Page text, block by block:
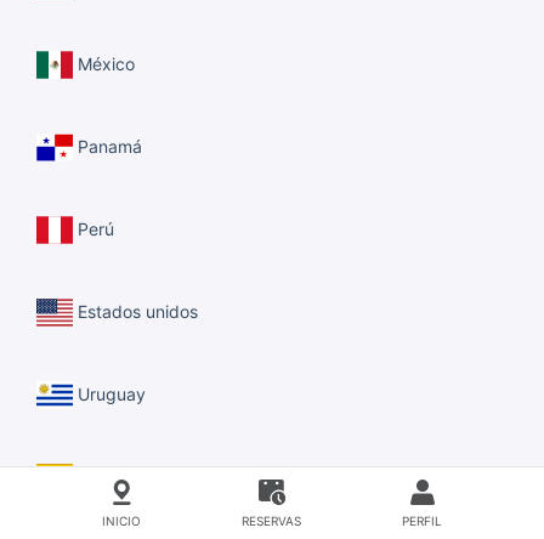
México
Panamá
Perú
Estados unidos
Uruguay
Venezuela
INICIO RESERVAS PERFIL